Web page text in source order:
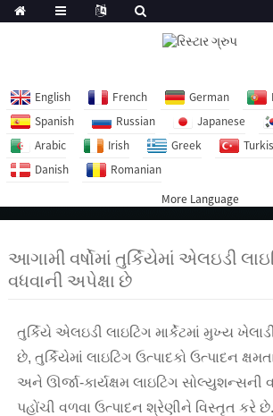
English French German
Spanish
Russian Japanese
Arabic
Irish Greek
Danish
Romanian
More Language
આગામી વર્ષોમાં તુર્કિયેમાં એલઇડી
વધવાની અપેક્ષા છે
તુર્કિયે એલઇડી લાઇટિંગ માર્કેટમાં મુખ્ય
છે, તુર્કિયેમાં લાઇટિંગ ઉત્પાદકો ઉત્પાદન
અને ઊર્જા-કાર્યક્ષમ લાઇટિંગ સોલ્યુશન્સની
પહોંચી વળવા ઉત્પાદન શ્રેણીને વિસ્તૃત કરે છે.